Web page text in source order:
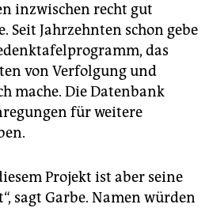
inzwischen recht gut
Seit Jahrzehnten schon gebe
das
von Verfolgung und
mache. Die Datenbank
für weitere
Projekt ist aber seine
sagt Garbe. Namen würden